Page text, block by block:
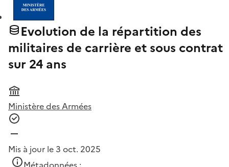
Evolution de la répartition des
militaires de carrière et sous contrat
sur 24 ans
Ministère des Armées
Mis à jour le 3 oct. 2025